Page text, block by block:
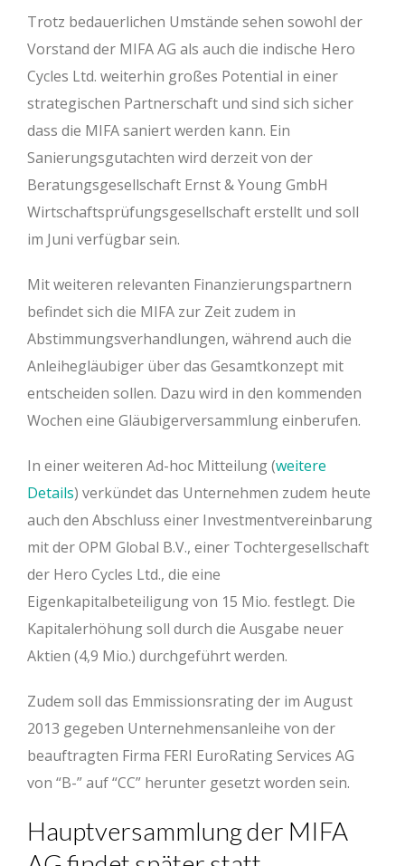
Trotz bedauerlichen Umstände sehen sowohl der
Vorstand der MIFA AG als auch die indische Hero
Cycles Ltd. weiterhin großes Potential in einer
strategischen Partnerschaft und sind sich sicher
dass die MIFA saniert werden kann. Ein
Sanierungsgutachten wird derzeit von der
Beratungsgesellschaft Ernst & Young GmbH
Wirtschaftsprüfungsgesellschaft erstellt und soll
im Juni verfügbar sein.
Mit weiteren relevanten Finanzierungspartnern
befindet sich die MIFA zur Zeit zudem in
Abstimmungsverhandlungen, während auch die
Anleihegläubiger über das Gesamtkonzept mit
entscheiden sollen. Dazu wird in den kommenden
Wochen eine Gläubigerversammlung einberufen.
In einer weiteren Ad-hoc Mitteilung (weitere
Details) verkündet das Unternehmen zudem heute
auch den Abschluss einer Investmentvereinbarung
mit der OPM Global B.V., einer Tochtergesellschaft
der Hero Cycles Ltd., die eine
Eigenkapitalbeteiligung von 15 Mio. festlegt. Die
Kapitalerhöhung soll durch die Ausgabe neuer
Aktien (4,9 Mio.) durchgeführt werden.
Zudem soll das Emmissionsrating der im August
2013 gegeben Unternehmensanleihe von der
beauftragten Firma FERI EuroRating Services AG
von “B-” auf “CC” herunter gesetzt worden sein.
Hauptversammlung der MIFA